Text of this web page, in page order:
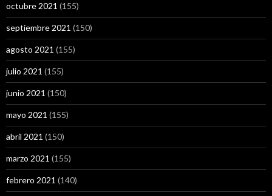
octubre 2021 (155)
septiembre 2021 (150)
agosto 2021 (155)
julio 2021 (155)
junio 2021 (150)
mayo 2021 (155)
abril 2021 (150)
marzo 2021 (155)
febrero 2021 (140)